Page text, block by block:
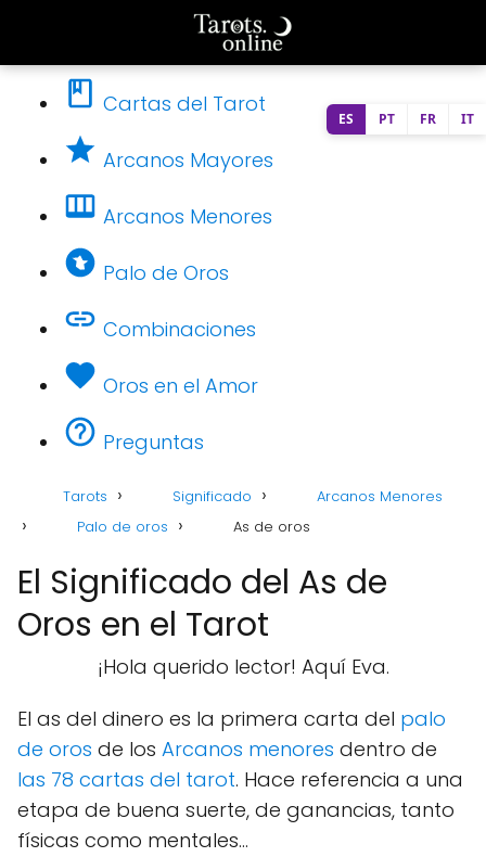
Cartas del Tarot
Arcanos Mayores
Arcanos Menores
Palo de Oros
Combinaciones
Oros en el Amor
Preguntas
Tarots Significado
Arcanos Menores
Palo de oros
As de oros
El Significado del As de
Oros en el Tarot
¡Hola querido lector! Aquí Eva.
El as del dinero es la primera carta del palo
de oros de los Arcanos menores dentro de
las 78 cartas del tarot. Hace referencia a una
etapa de buena suerte, de ganancias, tanto
físicas como mentales...
ES PT FR IT